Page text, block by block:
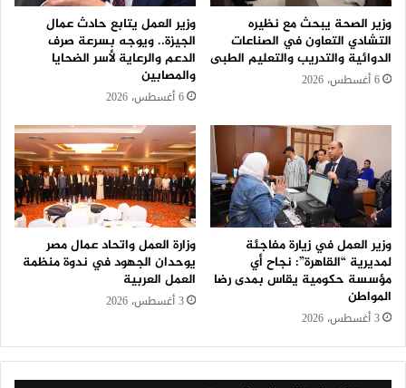
وزير الصحة يبحث مع نظيره
التشادي التعاون في الصناعات
الدوائية والتدريب والتعليم الطبى
6 أغسطس، 2026
وزير العمل يتابع حادث عمال
الجيزة.. ويوجه بسرعة صرف
الدعم والرعاية لأسر الضحايا
والمصابين
6 أغسطس، 2026
وزير العمل في زيارة مفاجئة
لمديرية “القاهرة”: نجاح أي
مؤسسة حكومية يقاس بمدى رضا
المواطن
3 أغسطس، 2026
وزارة العمل واتحاد عمال مصر
يوحدان الجهود في ندوة منظمة
العمل العربية
3 أغسطس، 2026